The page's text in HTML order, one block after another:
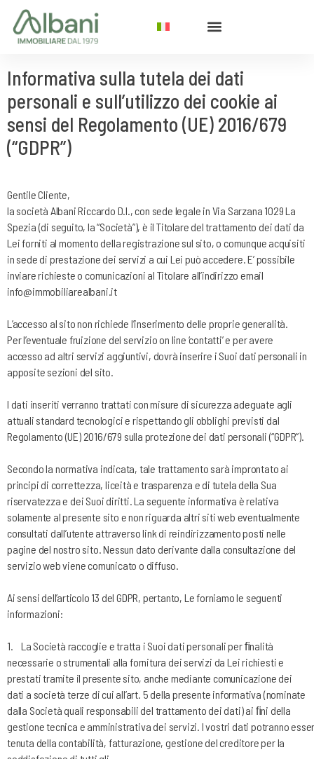
Informativa sulla tutela dei dati
personali e sull’utilizzo dei cookie ai
sensi del Regolamento (UE) 2016/679
(“GDPR”)
Gentile Cliente,
la società Albani Riccardo D.I., con sede legale in Via Sarzana 1029 La
Spezia (di seguito, la “Società”), è il Titolare del trattamento dei dati da
Lei forniti al momento della registrazione sul sito, o comunque acquisiti
in sede di prestazione dei servizi a cui Lei può accedere. E’ possibile
inviare richieste o comunicazioni al Titolare all’indirizzo email
info@immobiliarealbani.it
L’accesso al sito non richiede l’inserimento delle proprie generalità.
Per l’eventuale fruizione del servizio on line ‘contatti’ e per avere
accesso ad altri servizi aggiuntivi, dovrà inserire i Suoi dati personali in
apposite sezioni del sito.
I dati inseriti verranno trattati con misure di sicurezza adeguate agli
attuali standard tecnologici e rispettando gli obblighi previsti dal
Regolamento (UE) 2016/679 sulla protezione dei dati personali (“GDPR”).
Secondo la normativa indicata, tale trattamento sarà improntato ai
principi di correttezza, liceità e trasparenza e di tutela della Sua
riservatezza e dei Suoi diritti. La seguente informativa è relativa
solamente al presente sito e non riguarda altri siti web eventualmente
consultati dall’utente attraverso link di reindirizzamento posti nelle
pagine del nostro sito. Nessun dato derivante dalla consultazione del
servizio web viene comunicato o diffuso.
Ai sensi dell’articolo 13 del GDPR, pertanto, Le forniamo le seguenti
informazioni:
1.
La Società raccoglie e tratta i Suoi dati personali per ﬁnalità
necessarie o strumentali alla fornitura dei servizi da Leirichiesti e
prestati tramite il presente sito, anche mediante comunicazione dei
dati a società terze di cui all’art. 5della presente informativa (nominate
dalla Società quali responsabili del trattamento dei dati) ai ﬁni della
gestionetecnica e amministrativadei servizi. Ivostri dati potranno
tenuta della contabilità, fatturazione, gestione del creditore per la